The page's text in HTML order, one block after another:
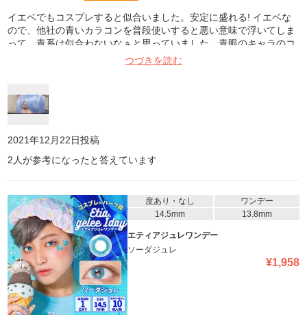
イエベでもコスプレすると似合いました。安定に盛れる! イエベな
ので、他社の青いカラコンを普段使いすると悪い意味で浮いてしま
って、青系は似合わないなぁと思っていました。青眼のキャラのコ
スプレをしたいなぁと思い、エティア(の緑色や紫)のカラコンが好
きなので、エティアで青眼に挑戦してみたら、めちゃくちゃ可愛か
す。値段は張りますが...それだけの価値あります。 発色がめちゃく
ちゃいいので、生で見ると人間味が少ないというか少し怖さはあり
し、可愛く撮れたので満足です。青いウィッグつけたら、イエベの
私でも発色のいい青眼が浮かなかったです! (この日は試しに付けて
みただけなので、メイク(特に眉毛は)キャラを再現出来てなくて申
チに派手なの付けたい人とかコスプレ用探してる人におすすめです!
つづきを読む
2021年12月22日投稿
2 人が参考になったと答えています
度あり・なし
ワンデー
14.5mm
13.8mm
エティアジュレワンデー
ソーダジュレ
¥1,958